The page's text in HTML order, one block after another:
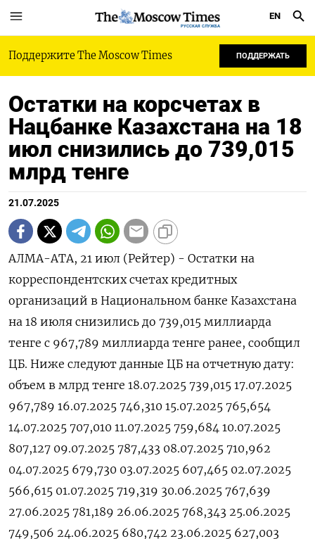
РУССКАЯ СЛУЖБА
EN
Поддержите The Moscow Times ПОДДЕРЖАТЬ
Остатки на корсчетах в
Нацбанке Казахстана на 18
июл снизились до 739,015
млрд тенге
21.07.2025
АЛМА-АТА, 21 июл (Рейтер) - Остатки на
корреспондентских счетах кредитных
организаций в Национальном банке Казахстана
на 18 июля снизились до 739,015 миллиарда
тенге с 967,789 миллиарда тенге ранее, сообщил
ЦБ. Ниже следуют данные ЦБ на отчетную дату:
объем в млрд тенге 18.07.2025 739,015 17.07.2025
967,789 16.07.2025 746,310 15.07.2025 765,654
14.07.2025 707,010 11.07.2025 759,684 10.07.2025
807,127 09.07.2025 787,433 08.07.2025 710,962
04.07.2025 679,730 03.07.2025 607,465 02.07.2025
566,615 01.07.2025 719,319 30.06.2025 767,639
27.06.2025 781,189 26.06.2025 768,343 25.06.2025
749,506 24.06.2025 680,742 23.06.2025 627,003